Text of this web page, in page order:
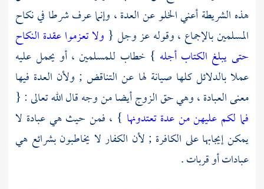
هذه الشريطة أعني الخلو عن العدة ، وإنما عرف شرطا في نكاح
المسلمين بالإجماع ، وقوله عز وجل { ولا تعزموا عقدة النكاح
حتى يبلغ الكتاب أجله } خطاب للمسلمين ، أو يحمل عليه
عملا بالدلائل كلها صيانة لها عن التناقض ; ولأن العدة فيها
معنى العبادة ، وهي حق الزوج أيضا من وجه قال الله تعالى : {
فما لكم عليهن من عدة تعتدونها } ، فمن حيث هي عبادة لا
يمكن إيجابها على الكافرة ; لأن الكفار لا يخاطبون بشرائع هي
عبادات أو قربات .